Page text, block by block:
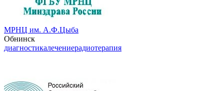
МРНЦ им. А.Ф.Цыба
Обнинск
диагностикалечениерадиотерапия